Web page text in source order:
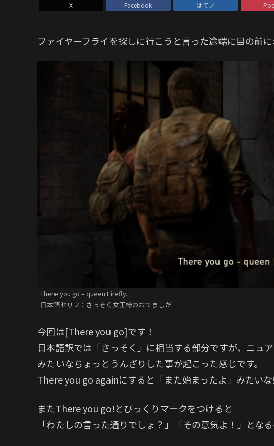
X Facebook はてブ
ファイヤーフライを探しに行こうと言った途端に目の前
There you go – queen Firefly.
日本語セリフ：さっそく女王様のおでましだ
今回は[There you go]です！
日本語訳では「さっそく」に相当する部分ですが、ニュ
みたいなちょっとうんざりした事が起こった感じです。
There you go againにすると「また始まったよ」みたいな
またThere you go!とびっくりマークをつけると
「わたしの言った通りでしょ？」「その意気よ！」とな